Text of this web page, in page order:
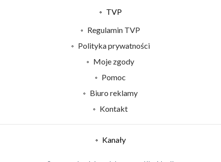
TVP
Centrum informacji TVP
Naziemna Telewizja Cyfrowa
System NOS
Regulamin TVP
Polityka prywatności
Moje zgody
Pomoc
Biuro reklamy
Kontakt
Kanały